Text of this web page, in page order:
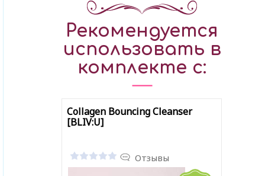
Рекомендуется
использовать в
комплекте с:
Collagen Bouncing Cleanser
[BLIV:U]
Отзывы